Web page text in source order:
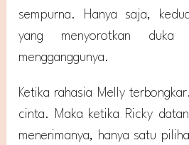
sempurna. Hanya saja,
yang menyorotkan
mengganggunya.
Ketika rahasia Melly
cinta. Maka ketika Ricky
menerimanya, hanya satu